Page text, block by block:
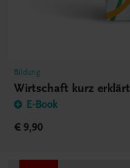
Bildung
Wirtschaft kurz erklärt
E-Book
€ 9,90